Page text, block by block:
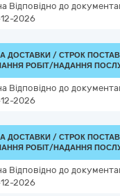
Відповідно до
2026
ДОСТАВКИ / СТРОК
РОБІТ/НАДАННЯ
Відповідно до
2026
ДОСТАВКИ / СТРОК
РОБІТ/НАДАННЯ
Відповідно до
2026